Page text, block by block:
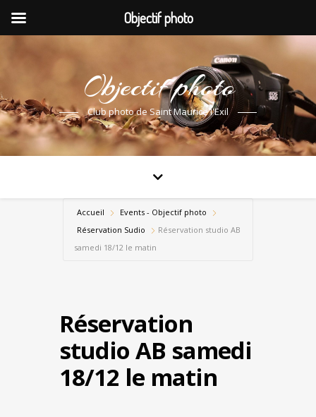
Objectif photo
Club photo de Saint Maurice l'Exil
Accueil
Events - Objectif photo
Réservation Sudio
Réservation studio AB
samedi 18/12 le matin
Réservation
studio AB samedi
18/12 le matin
Objectif photo